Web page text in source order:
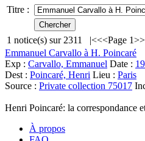
Titre :
1 notice(s) sur 2311 |<<<Page 1>>
Emmanuel Carvallo à H. Poincaré
Exp : Carvallo, Emmanuel Date :
Dest : Poincaré, Henri Lieu : Paris
Source : Private collection 75017
Henri Poincaré: la correspondance
À propos